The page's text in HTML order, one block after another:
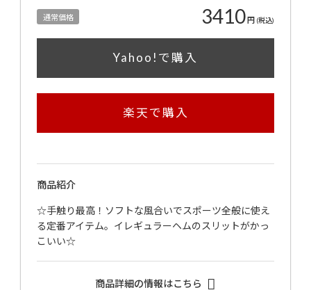
通常価格 3410円 (税込)
Yahoo!で購入
楽天で購入
商品紹介
☆手触り最高！ソフトな風合いでスポーツ全般に使え
る定番アイテム。イレギュラーヘムのスリットがかっ
こいい☆
商品詳細の情報はこちら